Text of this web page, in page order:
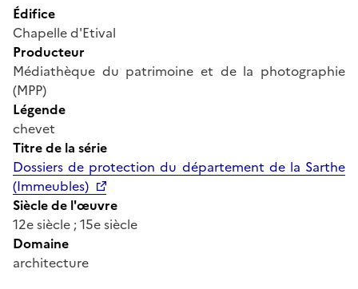
Édifice
Chapelle d'Etival
Producteur
Médiathèque du patrimoine et de la photographie
(MPP)
Légende
chevet
Titre de la série
Dossiers de protection du département de la Sarthe
(Immeubles)
Siècle de l'œuvre
12e siècle ; 15e siècle
Domaine
architecture